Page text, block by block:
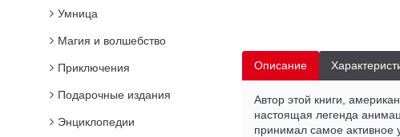
Умница
Магия и волшебство
Приключения
Подарочные издания
Энциклопедии
Описание
Автор этой книги,
настоящая легенда
принимал самое активное